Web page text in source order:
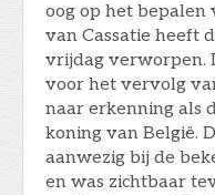
oog op het bepalen
van Cassatie heeft
vrijdag verworpen.
voor het vervolg
naar erkenning als
koning van België.
aanwezig bij de
en was zichtbaar